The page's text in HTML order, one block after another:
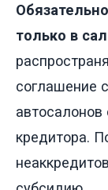
только в
соглашение
автосалонов
кредитора.